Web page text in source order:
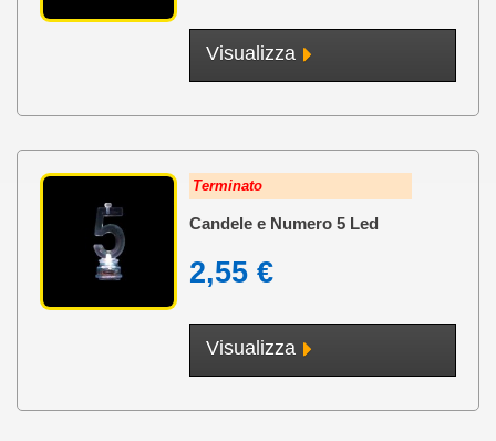
così. Usando le candele a led potrete stupire tutti gli invitati, facendo in
modo che siano spinti a tornare a uno dei vostri eventi e regalando
emozioni nuove ai vostri partner.Visualizza
Terminato
Candele e Numero 5 Led
2,55 €
Visualizza